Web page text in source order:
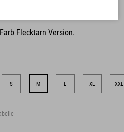
Flecktarn Version.
S M L XL XXL